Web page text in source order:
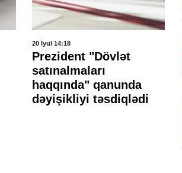
20 İyul 14:18
Prezident "Dövlət
satınalmaları
haqqında" qanunda
dəyişikliyi təsdiqlədi